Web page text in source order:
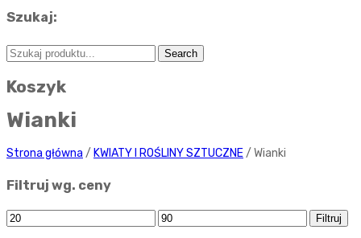
Szukaj:
Koszyk
Wianki
Strona główna / KWIATY I ROŚLINY SZTUCZNE/ Wianki
Filtruj wg. ceny
Cena
Cena
Filtruj